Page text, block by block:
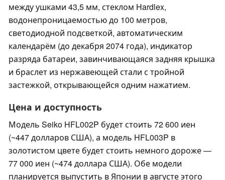
между ушками 43,5 мм, стеклом Hardlex,
водонепроницаемостью до 100 метров,
светодиодной подсветкой, автоматическим
календарём (до декабря 2074 года), индикатор
разряда батареи, завинчивающаяся задняя крышка
и браслет из нержавеющей стали с тройной
застежкой, открывающейся одним нажатием.
Цена и доступность
Модель Seiko HFL002P будет стоить 72 600 иен
(~447 долларов США), а модель HFL003P в
золотистом цвете будет стоить немного дороже —
77 000 иен (~474 доллара США). Обе модели
планируется выпустить в Японии в августе этого